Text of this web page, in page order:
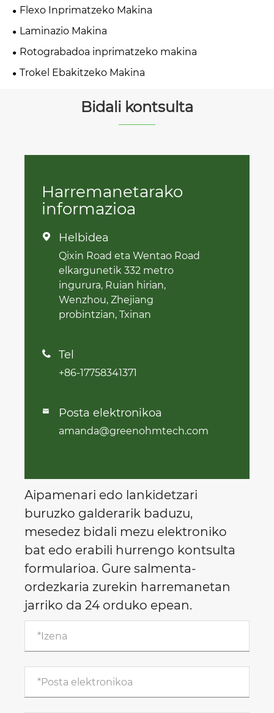
Flexo Inprimatzeko Makina
Laminazio Makina
Rotograbadoa inprimatzeko makina
Trokel Ebakitzeko Makina
Bidali kontsulta
Harremanetarako
informazioa
 Helbidea
Qixin Road eta Wentao Road
elkargunetik 332 metro
ingurura, Ruian hirian,
Wenzhou, Zhejiang
probintzian, Txinan
 Tel
+86-17758341371
 Posta elektronikoa
amanda@greenohmtech.com
Aipamenari edo lankidetzari
buruzko galderarik baduzu,
mesedez bidali mezu elektroniko
bat edo erabili hurrengo kontsulta
formularioa. Gure salmenta-
ordezkaria zurekin harremanetan
jarriko da 24 orduko epean.